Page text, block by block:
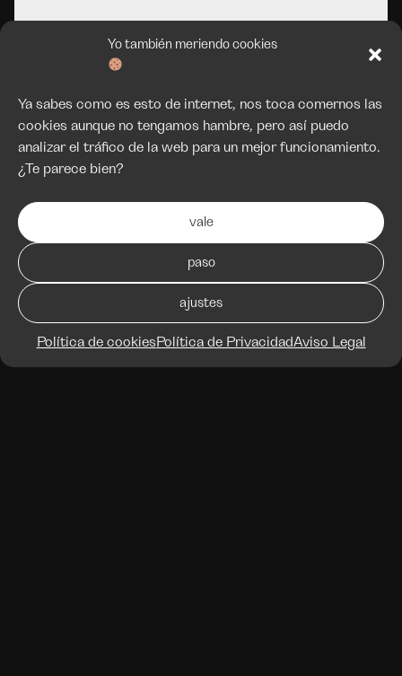
Yo también meriendo cookies
Ya sabes como es esto de internet, nos toca comernos las
cookies aunque no tengamos hambre, pero así puedo
analizar el tráfico de la web para un mejor funcionamiento.
¿Te parece bien?
vale
paso
ajustes
Política de cookiesPolítica de PrivacidadAviso Legal